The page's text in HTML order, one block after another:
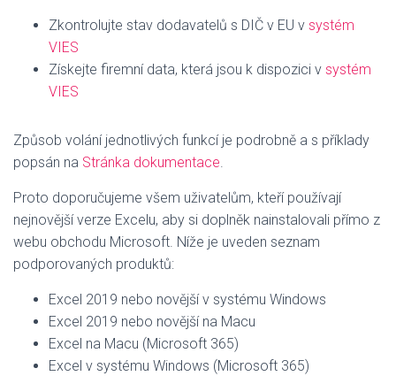
Zkontrolujte stav dodavatelů s DIČ v EU v systém
VIES
Získejte firemní data, která jsou k dispozici v systém
VIES
Způsob volání jednotlivých funkcí je podrobně a s příklady
popsán na Stránka dokumentace.
Proto doporučujeme všem uživatelům, kteří používají
nejnovější verze Excelu, aby si doplněk nainstalovali přímo z
webu obchodu Microsoft. Níže je uveden seznam
podporovaných produktů:
Excel 2019 nebo novější v systému Windows
Excel 2019 nebo novější na Macu
Excel na Macu (Microsoft 365)
Excel v systému Windows (Microsoft 365)